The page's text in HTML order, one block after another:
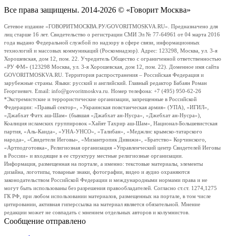
Все права защищены. 2014-2026 © «Говорит Москва»
Сетевое издание «ГОВОРИТМОСКВА.РУ/GOVORITMOSKVA.RU». Предназначено для
лиц старше 16 лет. Свидетельство о регистрации СМИ Эл № 77-64961 от 04 марта 2016
года выдано Федеральной службой по надзору в сфере связи, информационных
технологий и массовых коммуникаций (Роскомнадзор). Адрес: 123298, Москва, ул. 3-я
Хорошевская, дом 12, пом. 22. Учредитель Общество с ограниченной ответственностью
«РУ ФМ» (123298 Москва, ул. 3-я Хорошевская, дом 12, пом. 22). Доменное имя сайта
GOVORITMOSKVA.RU. Территория распространения – Российская Федерация и
зарубежные страны. Языки: русский и английский. Главный редактор Бабаян Роман
Георгиевич. Email: info@govoritmoskva.ru. Номер телефона: +7 (495) 950-62-26
*Экстремистские и террористические организации, запрещенные в Российской
Федерации: «Правый сектор», «Украинская повстанческая армия» (УПА), «ИГИЛ»,
«Джабхат Фатх аш-Шам» (бывшая «Джабхат ан-Нусра», «Джебхат ан-Нусра»),
Коалиция исламских группировок «Хайят Тахрир аш-Шам», Национал-Большевистская
партия, «Аль-Каида», «УНА-УНСО», «Талибан», «Меджлис крымско-татарского
народа», «Свидетели Иеговы», «Мизантропик Дивижн», «Братство» Корчинского,
«Артподготовка», Религиозная организация «Управленческий центр Свидетелей Иеговы
в России» и входящие в ее структуру местные религиозные организации.
Информация, размещенная на портале, а именно: текстовые материалы, элементы
дизайна, логотипы, товарные знаки, фотографии, видео и аудио охраняются
законодательством Российской Федерации и международными нормами права и не
могут быть использованы без разрешения правообладателей. Согласно ст.ст. 1274,1275
ГК РФ, при любом использовании материалов, размещенных на портале, в том числе
цитировании, активная гиперссылка на материал является обязательной. Мнение
редакции может не совпадать с мнением отдельных авторов и колумнистов.
Сообщение отправлено